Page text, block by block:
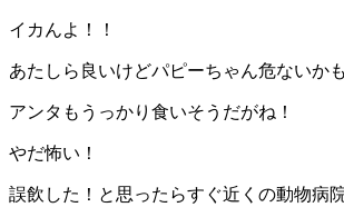
イカんよ！！
あたしら良いけどパピーちゃん危ないか
アンタもうっかり食いそうだがね！
やだ怖い！
誤飲した！と思ったらすぐ近くの動物病